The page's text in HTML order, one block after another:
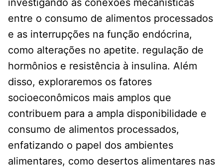
investigando as conexões mecanísticas
entre o consumo de alimentos processados
​​e as interrupções na função endócrina,
como alterações no apetite. regulação de
hormônios e resistência à insulina. Além
disso, exploraremos os fatores
socioeconômicos mais amplos que
contribuem para a ampla disponibilidade e
consumo de alimentos processados,
enfatizando o papel dos ambientes
alimentares, como desertos alimentares nas